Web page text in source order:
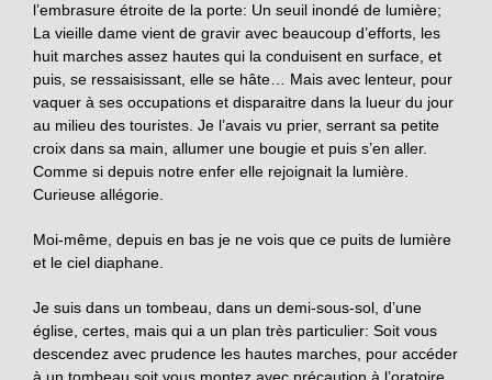
l’embrasure étroite de la porte: Un seuil inondé de lumière;
La vieille dame vient de gravir avec beaucoup d’efforts, les
huit marches assez hautes qui la conduisent en surface, et
puis, se ressaisissant, elle se hâte… Mais avec lenteur, pour
vaquer à ses occupations et disparaitre dans la lueur du jour
au milieu des touristes. Je l’avais vu prier, serrant sa petite
croix dans sa main, allumer une bougie et puis s’en aller.
Comme si depuis notre enfer elle rejoignait la lumière.
Curieuse allégorie.
Moi-même, depuis en bas je ne vois que ce puits de lumière
et le ciel diaphane.
Je suis dans un tombeau, dans un demi-sous-sol, d’une
église, certes, mais qui a un plan très particulier: Soit vous
descendez avec prudence les hautes marches, pour accéder